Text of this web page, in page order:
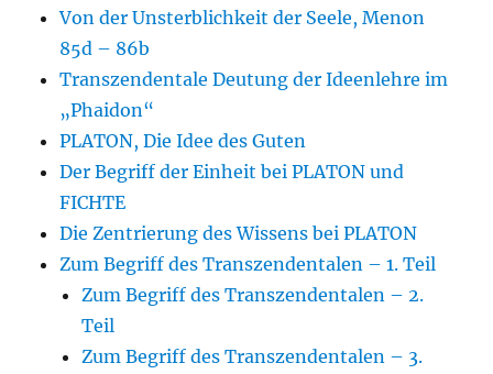
Von der Unsterblichkeit der Seele, Menon
85d – 86b
Transzendentale Deutung der Ideenlehre im
„Phaidon“
PLATON, Die Idee des Guten
Der Begriff der Einheit bei PLATON und
FICHTE
Die Zentrierung des Wissens bei PLATON
Zum Begriff des Transzendentalen – 1. Teil
Zum Begriff des Transzendentalen – 2.
Teil
Zum Begriff des Transzendentalen – 3.